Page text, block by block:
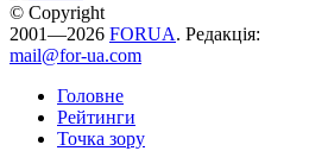
© Copyright
2001—2026 FORUA. Редакція:
mail@for-ua.com
Головне
Рейтинги
Точка зору